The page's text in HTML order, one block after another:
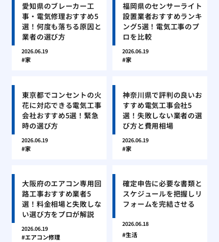
愛知県のブレーカー工
事・電気修理おすすめ5
選！何度も落ちる原因と
業者の選び方
2026.06.19
家
福岡県のセンサーライト
設置業者おすすめランキ
ング5選！電気工事のプ
ロを比較
2026.06.19
家
東京都でコンセントの火
花に対応できる電気工事
会社おすすめ5選！緊急
時の選び方
2026.06.19
家
神奈川県で評判の良いお
すすめ電気工事会社5
選！失敗しない業者の選
び方と費用相場
2026.06.19
家
大阪府のエアコン専用回
路工事おすすめ業者5
選！料金相場と失敗しな
い選び方をプロが解説
2026.06.19
エアコン修理
確定申告に必要な書類と
スケジュールを把握しリ
フォームを完結させる
2026.06.18
生活